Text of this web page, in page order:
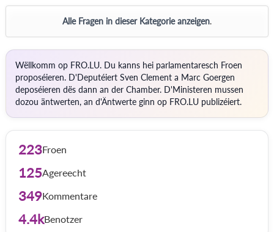
Alle Fragen in dieser Kategorie anzeigen.
Wëllkomm op FRO.LU. Du kanns hei parlamentaresch Froen
proposéieren. D'Deputéiert Sven Clement a Marc Goergen
deposéieren dës dann an der Chamber. D'Ministeren mussen
dozou äntwerten, an d'Äntwerte ginn op FRO.LU publizéiert.
223Froen
125Agereecht
349Kommentare
4.4kBenotzer